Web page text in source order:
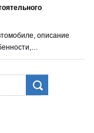
описание